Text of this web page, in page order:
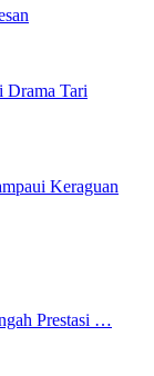
Drama Tari
Keraguan
Prestasi …